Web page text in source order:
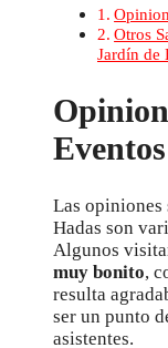
Otros
Jardín de
Las opiniones
Hadas son
Algunos
muy bonito,
resulta
ser un punto
asistentes.